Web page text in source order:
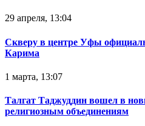
29 апреля, 13:04
Скверу в центре Уфы
Карима
1 марта, 13:07
Талгат Таджуддин вошел в
религиозным объединениям